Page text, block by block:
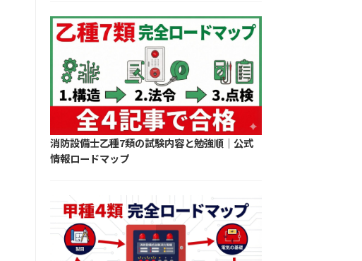
消防設備士乙種7類の試験内容と勉強順｜公式
情報ロードマップ